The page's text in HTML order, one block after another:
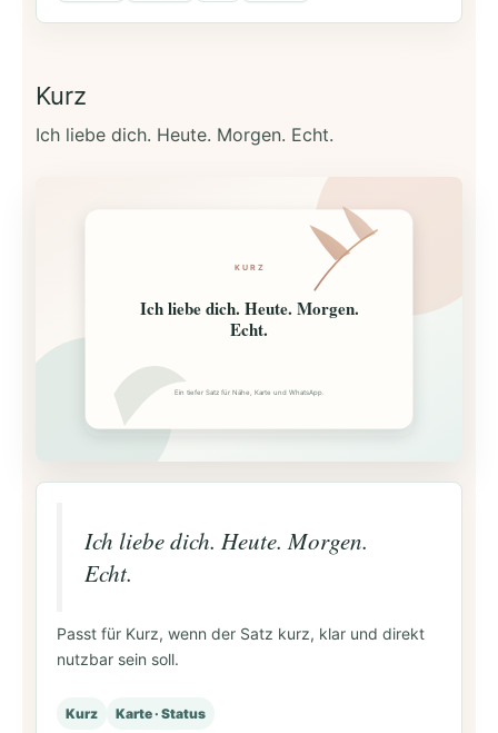
Kurz
Ich liebe dich. Heute. Morgen. Echt.
KURZ
Ich liebe dich. Heute. Morgen.
Echt.
Ein tiefer Satz für Nähe, Karte und WhatsApp.
Ich liebe dich. Heute. Morgen.
Echt.
Passt für Kurz, wenn der Satz kurz, klar und direkt
nutzbar sein soll.
Kurz Karte · Status